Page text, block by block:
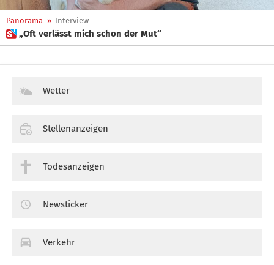
Panorama » Interview
 „Oft verlässt mich schon der Mut“
Wetter
Stellenanzeigen
Todesanzeigen
Newsticker
Verkehr